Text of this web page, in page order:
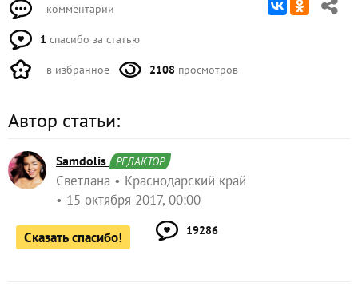
комментарии
1 спасибо за статью
в избранное 2108 просмотров
Автор статьи:
Samdolis РЕДАКТОР
Светлана
Краснодарский край
15 октября 2017, 00:00
Сказать спасибо! 19286